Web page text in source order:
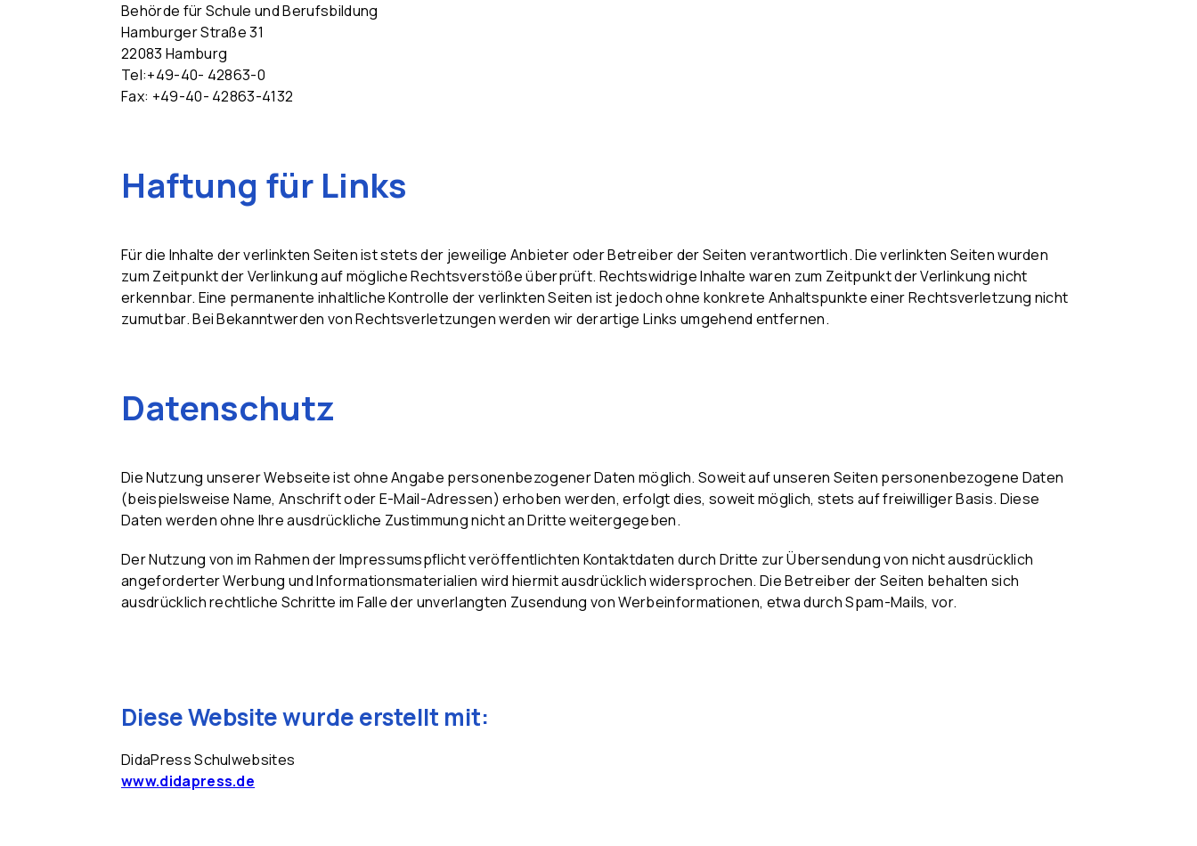
Behörde für Schule und Berufsbildung
Hamburger Straße 31
22083 Hamburg
Tel:+49-40- 42863-0
Fax: +49-40- 42863-4132
Haftung für Links
Für die Inhalte der verlinkten Seiten ist stets der jeweilige Anbieter oder Betreiber der Seiten verantwortlich. Die verlinkten Seiten wurden
zum Zeitpunkt der Verlinkung auf mögliche Rechtsverstöße überprüft. Rechtswidrige Inhalte waren zum Zeitpunkt der Verlinkung nicht
erkennbar. Eine permanente inhaltliche Kontrolle der verlinkten Seiten ist jedoch ohne konkrete Anhaltspunkte einer Rechtsverletzung nicht
zumutbar. Bei Bekanntwerden von Rechtsverletzungen werden wir derartige Links umgehend entfernen.
Datenschutz
Die Nutzung unserer Webseite ist ohne Angabe personenbezogener Daten möglich. Soweit auf unseren Seiten personenbezogene Daten
(beispielsweise Name, Anschrift oder E-Mail-Adressen) erhoben werden, erfolgt dies, soweit möglich, stets auf freiwilliger Basis. Diese
Daten werden ohne Ihre ausdrückliche Zustimmung nicht an Dritte weitergegeben.
Der Nutzung von im Rahmen der Impressumspflicht veröffentlichten Kontaktdaten durch Dritte zur Übersendung von nicht ausdrücklich
angeforderter Werbung und Informationsmaterialien wird hiermit ausdrücklich widersprochen. Die Betreiber der Seiten behalten sich
ausdrücklich rechtliche Schritte im Falle der unverlangten Zusendung von Werbeinformationen, etwa durch Spam-Mails, vor.
Diese Website wurde erstellt mit:
DidaPress Schulwebsites
www.didapress.de